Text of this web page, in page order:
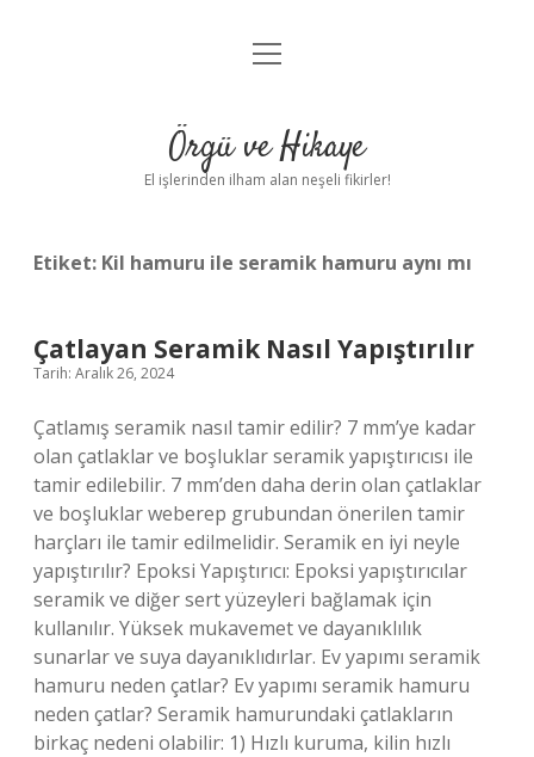
Anasayfa
Yasal Uyarı
menüyü
Örgü ve Hikaye
El işlerinden ilham alan neşeli fikirler!
Etiket: Kil hamuru ile seramik hamuru aynı mı
Çatlayan Seramik Nasıl Yapıştırılır
Tarih: Aralık 26, 2024
Çatlamış seramik nasıl tamir edilir? 7 mm’ye kadar
olan çatlaklar ve boşluklar seramik yapıştırıcısı ile
tamir edilebilir. 7 mm’den daha derin olan çatlaklar
ve boşluklar weberep grubundan önerilen tamir
harçları ile tamir edilmelidir. Seramik en iyi neyle
yapıştırılır? Epoksi Yapıştırıcı: Epoksi yapıştırıcılar
seramik ve diğer sert yüzeyleri bağlamak için
kullanılır. Yüksek mukavemet ve dayanıklılık
sunarlar ve suya dayanıklıdırlar. Ev yapımı seramik
hamuru neden çatlar? Ev yapımı seramik hamuru
neden çatlar? Seramik hamurundaki çatlakların
birkaç nedeni olabilir: 1) Hızlı kuruma, kilin hızlı